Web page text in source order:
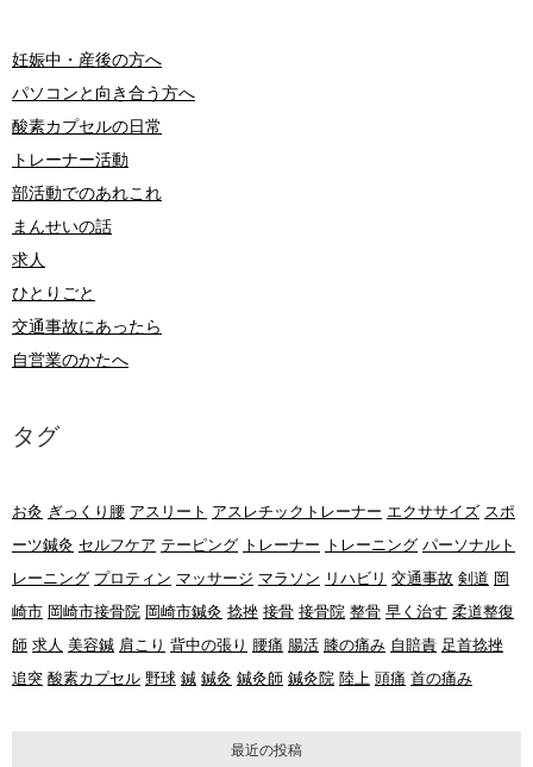
妊娠中・産後の方へ
パソコンと向き合う方へ
酸素カプセルの日常
トレーナー活動
部活動でのあれこれ
まんせいの話
求人
ひとりごと
交通事故にあったら
自営業のかたへ
タグ
お灸 ぎっくり腰 アスリート アスレチックトレーナー エクササイズ スポ
ーツ鍼灸 セルフケア テーピング トレーナー トレーニング パーソナルト
レーニング プロティン マッサージ マラソン リハビリ 交通事故 剣道 岡
崎市 岡崎市接骨院 岡崎市鍼灸 捻挫 接骨 接骨院 整骨 早く治す 柔道整復
師 求人 美容鍼 肩こり 背中の張り 腰痛 腸活 膝の痛み 自賠責 足首捻挫
追突 酸素カプセル 野球 鍼 鍼灸 鍼灸師 鍼灸院 陸上 頭痛 首の痛み
最近の投稿